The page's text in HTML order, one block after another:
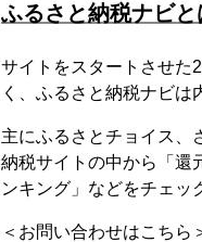
ふるさと納税ナビと
サイトをスタートさせた
く、ふるさと納税ナビは
主にふるさとチョイス、
納税サイトの中から「還
ンキング」などをチェッ
＜お問い合わせはこちら